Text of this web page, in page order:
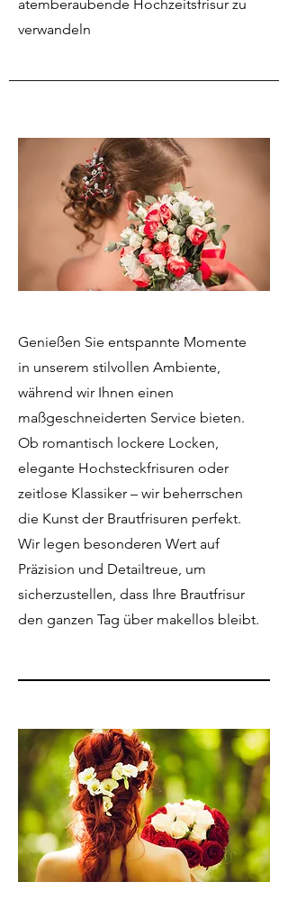
atemberaubende Hochzeitsfrisur zu
verwandeln
Genießen Sie entspannte Momente
in unserem stilvollen Ambiente,
während wir Ihnen einen
maßgeschneiderten Service bieten.
Ob romantisch lockere Locken,
elegante Hochsteckfrisuren oder
zeitlose Klassiker – wir beherrschen
die Kunst der Brautfrisuren perfekt.
Wir legen besonderen Wert auf
Präzision und Detailtreue, um
sicherzustellen, dass Ihre Brautfrisur
den ganzen Tag über makellos bleibt.